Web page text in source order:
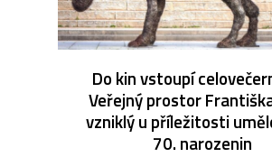
Do kin vstoupí
Veřejný prostor
vzniklý u příležitosti
70. narozenin